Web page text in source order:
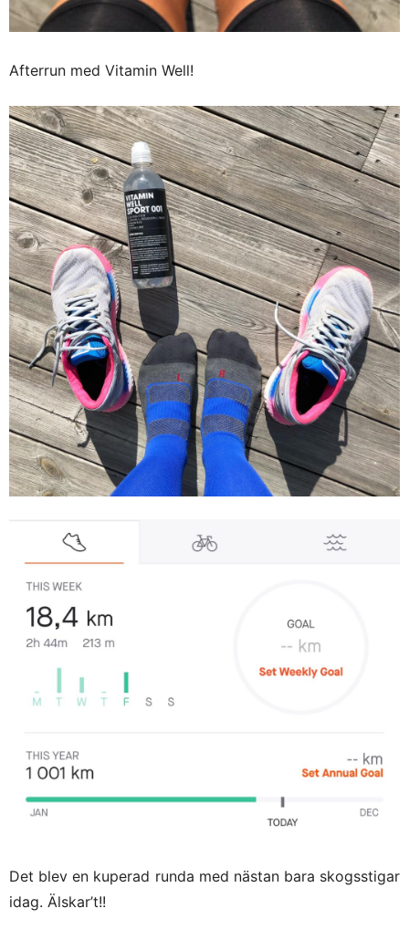
Afterrun med Vitamin Well!
Det blev en kuperad runda med nästan bara skogsstigar
idag. Älskar’t!!